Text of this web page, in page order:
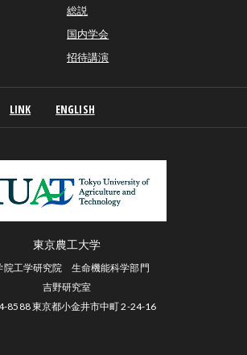
総説
国内学会
招待講演
LINK ENGLISH
東京農工大学
院工学研究院 生命機能科学部門
吉野研究室
8588 東京都小金井市中町 2-24-16